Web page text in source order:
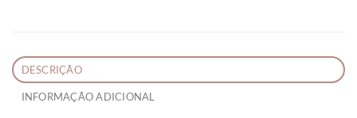
DESCRIÇÃO
INFORMAÇÃO ADICIONAL